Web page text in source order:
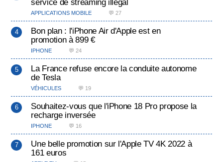
service de streaming illégal
APPLICATIONS MOBILE 💬 27
Bon plan : l'iPhone Air d'Apple est en
promotion à 899 €
IPHONE 💬 24
La France refuse encore la conduite autonome
de Tesla
VÉHICULES 💬 19
Souhaitez-vous que l'iPhone 18 Pro propose la
recharge inversée
IPHONE 💬 16
Une belle promotion sur l'Apple TV 4K 2022 à
161 euros